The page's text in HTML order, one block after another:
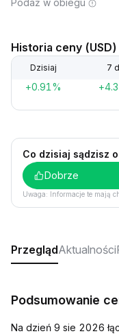
Podaż w obiegu
Historia ceny (USD)
Dzisiaj 7
+0.91%
Co dzisiaj sądzisz
Dobrze
Uwaga: Informacje te mają
PrzeglądAktualności
Podsumowanie
Na dzień 9 sie 2026